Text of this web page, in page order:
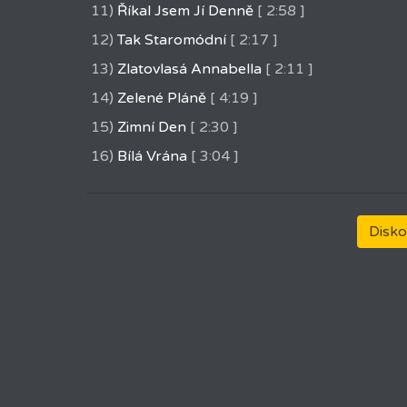
11) Říkal Jsem Jí Denně [ 2:58 ]
12)Tak Staromódní [ 2:17 ]
13) Zlatovlasá Annabella [ 2:11 ]
14) Zelené Pláně [ 4:19 ]
15) Zimní Den [ 2:30 ]
16) Bílá Vrána [ 3:04 ]